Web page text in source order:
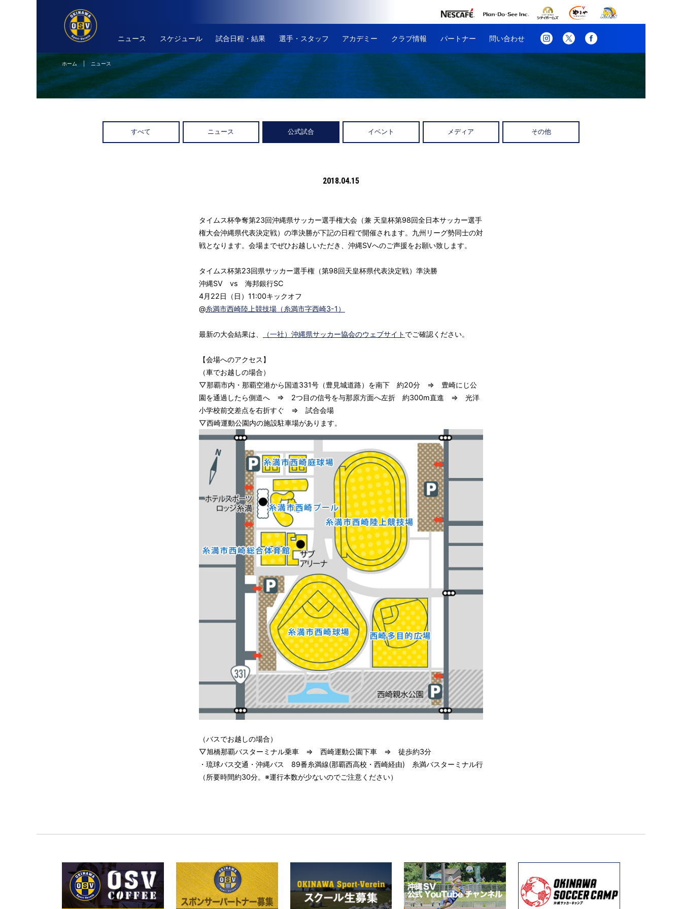
ニュース スケジュール 試合日程・結果 選手・スタッフ アカデミー クラブ情報 パートナー 問い合わせ
ホーム| ニュース
すべて ニュース 公式試合 イベント メディア その他
2018.04.15
タイムス杯争奪第23回沖縄県サッカー選手権大会（兼 天皇杯第98回全日本サッカー選手
権大会沖縄県代表決定戦）の準決勝が下記の日程で開催されます。九州リーグ勢同士の対
戦となります。会場までぜひお越しいただき、沖縄SVへのご声援をお願い致します。
タイムス杯第23回県サッカー選手権（第98回天皇杯県代表決定戦）準決勝
沖縄SV vs 海邦銀行SC
4月22日（日）11:00キックオフ
@糸満市西崎陸上競技場（糸満市字西崎3-1）
最新の大会結果は、 （一社）沖縄県サッカー協会のウェブサイト でご確認ください。
【会場へのアクセス】
（車でお越しの場合）
▽那覇市内・那覇空港から国道331号（豊見城道路）を南下 約20分 ⇒ 豊崎にじ公
園を通過したら側道へ ⇒ 2つ目の信号を与那原方面へ左折 約300m直進 ⇒ 光洋
小学校前交差点を右折すぐ ⇒ 試合会場
▽西崎運動公園内の施設駐車場があります。
（バスでお越しの場合）
▽旭橋那覇バスターミナル乗車 ⇒ 西崎運動公園下車 ⇒ 徒歩約3分
・琉球バス交通・沖縄バス 89番糸満線(那覇西高校・西崎経由) 糸満バスターミナル行
（所要時間約30分。※運行本数が少ないのでご注意ください）